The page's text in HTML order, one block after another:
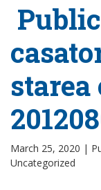
March 25, 2020 |
Uncategorized